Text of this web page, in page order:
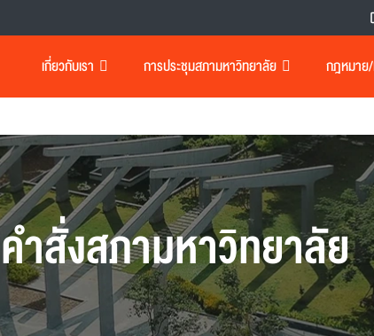
เกี่ยวกับเรา การประชุมสภามหาวิทยาลัย กฎหมาย/
คำสั่งสภามหาวิทยาลัย